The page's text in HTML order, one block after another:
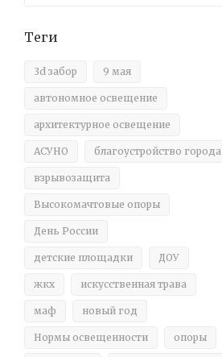
Теги
3d забор 9 мая
автономное освещение
архитектурное освещение
АСУНО благоустройство города
взрывозащита
Высокомачтовые опоры
День России
детские площадки ДОУ
жкх искусственная трава
маф новый год
Нормы освещенности опоры